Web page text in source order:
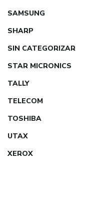
SAMSUNG
SHARP
SIN CATEGORIZAR
STAR MICRONICS
TALLY
TELECOM
TOSHIBA
UTAX
XEROX